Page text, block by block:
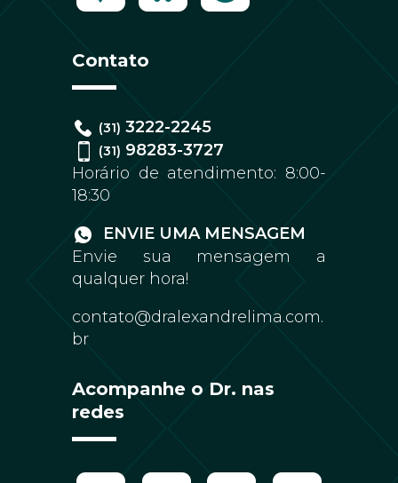
Contato
(31) 3222-2245
(31) 98283-3727
Horário de atendimento: 8:00-
18:30
ENVIE UMA MENSAGEM
Envie sua mensagem a
qualquer hora!
contato@dralexandrelima.com.
br
Acompanhe o Dr. nas
redes